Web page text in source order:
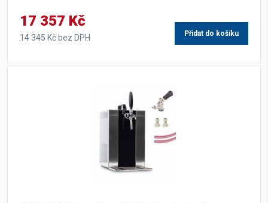
17 357 Kč
14 345 Kč bez DPH Přidat do košíku